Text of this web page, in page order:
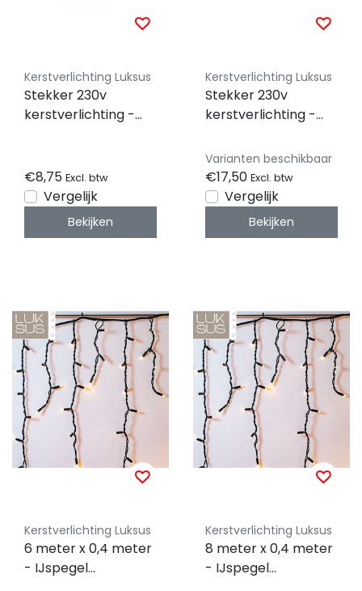
Kerstverlichting Luksus
Stekker 230v
kerstverlichting -
230v - ip67 - 6000
LED's
€8,75 Excl. btw
Vergelijk
Bekijken
Kerstverlichting Luksus
Stekker 230v
kerstverlichting -
150cm - zwart -
230v - ip67 - 15000
LED's
Varianten beschikbaar
€17,50 Excl. btw
Vergelijk
Bekijken
Kerstverlichting Luksus
6 meter x 0,4 meter
- IJspegel
Kerstverlichting Luksus
8 meter x 0,4 meter
- IJspegel